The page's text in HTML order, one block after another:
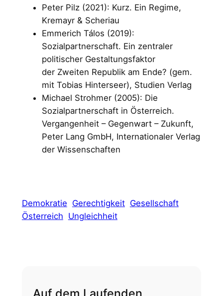
Peter Pilz (2021): Kurz. Ein Regime,
Kremayr & Scheriau
Emmerich Tálos (2019):
Sozialpartnerschaft. Ein zentraler
politischer Gestaltungsfaktor
der Zweiten Republik am Ende? (gem.
mit Tobias Hinterseer), Studien Verlag
Michael Strohmer (2005): Die
Sozialpartnerschaft in Österreich.
Vergangenheit – Gegenwart – Zukunft,
Peter Lang GmbH, Internationaler Verlag
der Wissenschaften
Demokratie Gerechtigkeit Gesellschaft
Österreich Ungleichheit